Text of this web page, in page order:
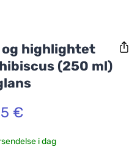
highlightet
(250 ml)
€
i dag